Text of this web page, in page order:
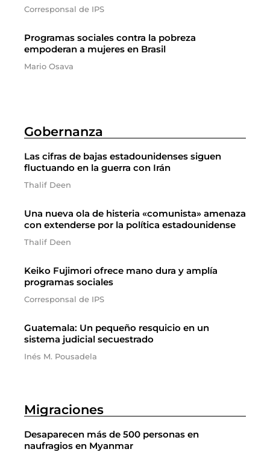
Corresponsal de IPS
Programas sociales contra la pobreza
empoderan a mujeres en Brasil
Mario Osava
Gobernanza
Las cifras de bajas estadounidenses siguen
fluctuando en la guerra con Irán
Thalif Deen
Una nueva ola de histeria «comunista» amenaza
con extenderse por la política estadounidense
Thalif Deen
Keiko Fujimori ofrece mano dura y amplía
programas sociales
Corresponsal de IPS
Guatemala: Un pequeño resquicio en un
sistema judicial secuestrado
Inés M. Pousadela
Migraciones
Desaparecen más de 500 personas en
naufragios en Myanmar